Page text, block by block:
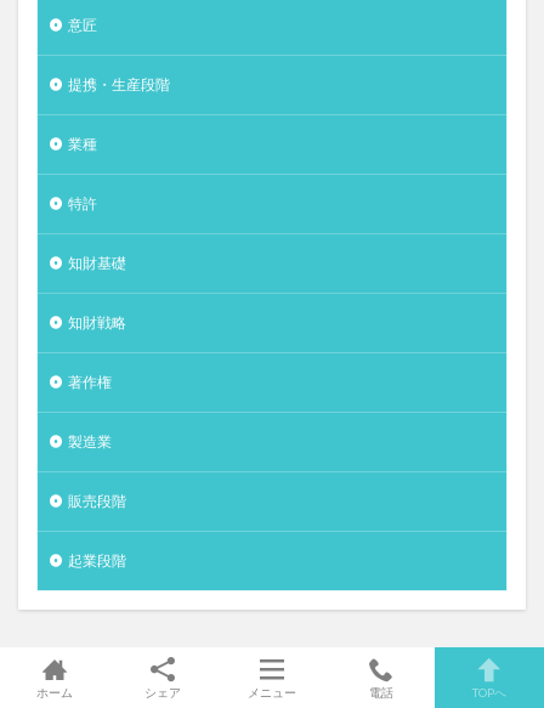
意匠
提携・生産段階
業種
特許
知財基礎
知財戦略
著作権
製造業
販売段階
起業段階
メタ情報
ホーム シェア メニュー 電話 TOPへ